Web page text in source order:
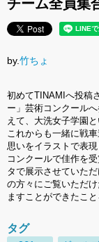
チーム全員集
by.竹ちょ
初めてTINAMIへ投稿
ー」芸術コンクール
えて、大洗女子学園
これからも一緒に戦
思いをイラストで表
コンクールで佳作を
タで展示させていた
の方々にご覧いただ
ますことができたこ
タグ